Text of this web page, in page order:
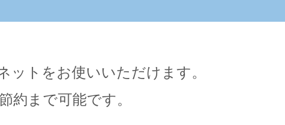
ットをお使いいただけます。
約まで可能です。